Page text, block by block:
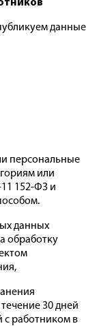
данные
персональные
или
152-ФЗ и
данных
обработку
30 дней
работником в